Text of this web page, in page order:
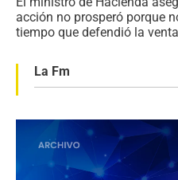
acción no prosperó porque
tiempo que defendió la
La Fm